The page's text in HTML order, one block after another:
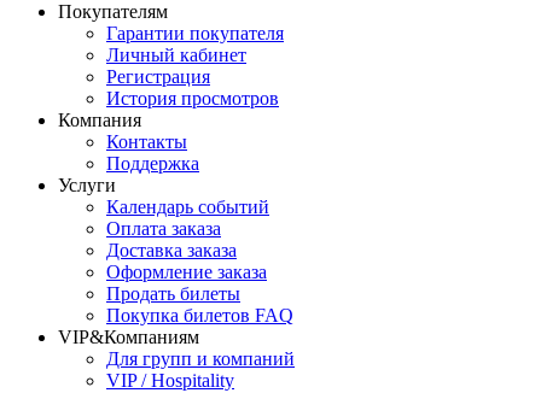
Покупателям
Гарантии покупателя
Личный кабинет
Регистрация
История просмотров
Компания
Контакты
Поддержка
Услуги
Календарь событий
Оплата заказа
Доставка заказа
Оформление заказа
Продать билеты
Покупка билетов FAQ
VIP&Компаниям
Для групп и компаний
VIP / Hospitality